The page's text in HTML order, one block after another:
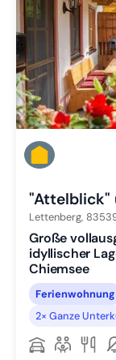
"Attelblick"
Lettenberg,
Große
idyllischer
Chiemsee
Ferienwohnung
2× Ganze